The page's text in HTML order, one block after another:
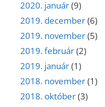
2020. január(9)
2019. december(6)
2019. november(5)
2019. február(2)
2019. január(1)
2018. november(1)
2018. október(3)